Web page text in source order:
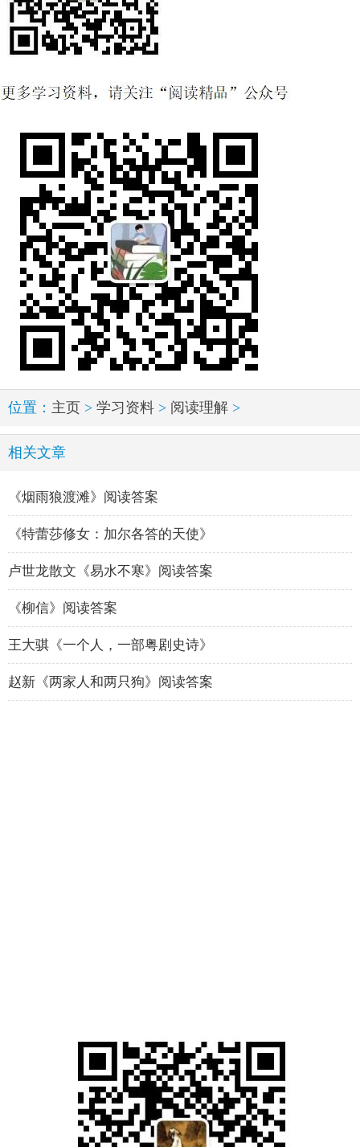
位置： 主页 > 学习资料 > 阅读理解 >
相关文章
《烟雨狼渡滩》阅读答案
《特蕾莎修女：加尔各答的天使》
卢世龙散文《易水不寒》阅读答案
《柳信》阅读答案
王大骐《一个人，一部粤剧史诗》
赵新《两家人和两只狗》阅读答案